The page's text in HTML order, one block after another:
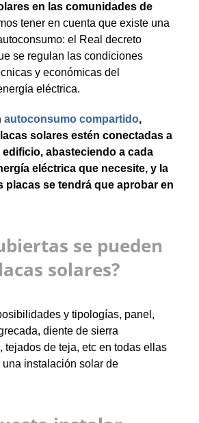
en las comunidades de
tener en cuenta que existe una
el Real decreto
se regulan las condiciones
y económicas del
eléctrica.
autoconsumo compartido,
solares estén conectadas a
edificio, abasteciendo a cada
eléctrica que necesite, y la
placas se tendrá que aprobar en
se pueden
solares?
y tipologías, panel,
diente de sierra
tejados de teja, etc en todas ellas
instalación solar de